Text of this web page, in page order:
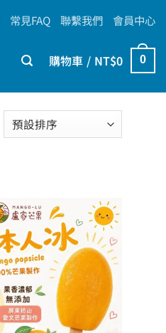
常見FAQ 聯繫我們 會員中心
購物車 / NT$0 0